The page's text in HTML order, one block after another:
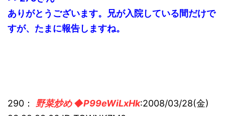
ありがとうございます。兄が入院している間だけで
すが、たまに報告しますね。
290： 野菜炒め ◆P99eWiLxHk:2008/03/28(金)